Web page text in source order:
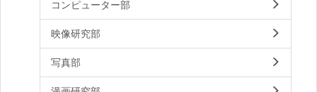
コンピューター部
映像研究部
写真部